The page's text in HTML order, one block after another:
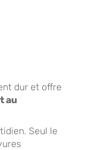
dur et offre
au
Seul le